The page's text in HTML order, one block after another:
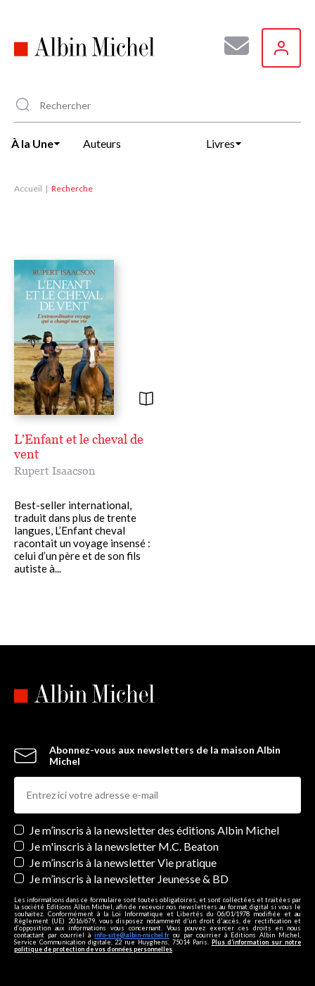
principal
À la Une Auteurs Livres
Accueil Recherche
L'Enfant et le cheval de
vent
Rupert Isaacson
Best-seller international,
traduit dans plus de trente
langues, L’Enfant cheval
racontait un voyage insensé :
celui d’un père et de son fils
autiste à...
Abonnez-vous aux newsletters de la maison Albin
Michel
Newsletters
Je m’inscris à la newsletter des éditions Albin Michel
Je m'inscris à la newsletter M.C. Beaton
Je m’inscris à la newsletter Vie pratique
Je m’inscris à la newsletter Jeunesse & BD
Les informations dans ce formulaire sont toutes obligatoires, et sont collectées et traitées par
la société Editions Albin Michel, afin de recevoir nos newsletters au format digital si vous le
souhaitez. Conformément à la Loi Informatique et Libertés du 06/01/1978 modifiée et au
Règlement (UE) 2016/679, vous disposez notamment d'un droit d'accès, de rectification et
d’opposition aux informations vous concernant. Vous pouvez exercer ces droits en nous
contactant par courriel à info-site@albin-michel.fr ou par courrier à Editions Albin Michel,
Service Communication digitale, 22 rue Huyghens, 75014 Paris. Plus d’information sur notre
politique de protection de vos données personnelles